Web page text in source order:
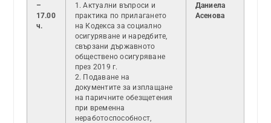
–
17.00
ч.
1. Актуални въпроси и
практика по прилагането
на Кодекса за социално
осигуряване и наредбите,
свързани държавното
обществено осигуряване
през 2019 г.
2. Подаване на
документите за изплащане
на паричните обезщетения
при временна
неработоспособност,
Даниела
Асенова